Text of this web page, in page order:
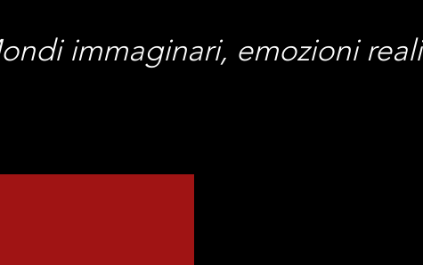
immaginari, emozioni reali